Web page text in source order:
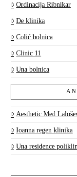
Ordinacija Ribnikar
De klinika
Colić bolnica
Clinic 11
Una bolnica
Aesthetic Med
Ioanna regen klinika
Una residence